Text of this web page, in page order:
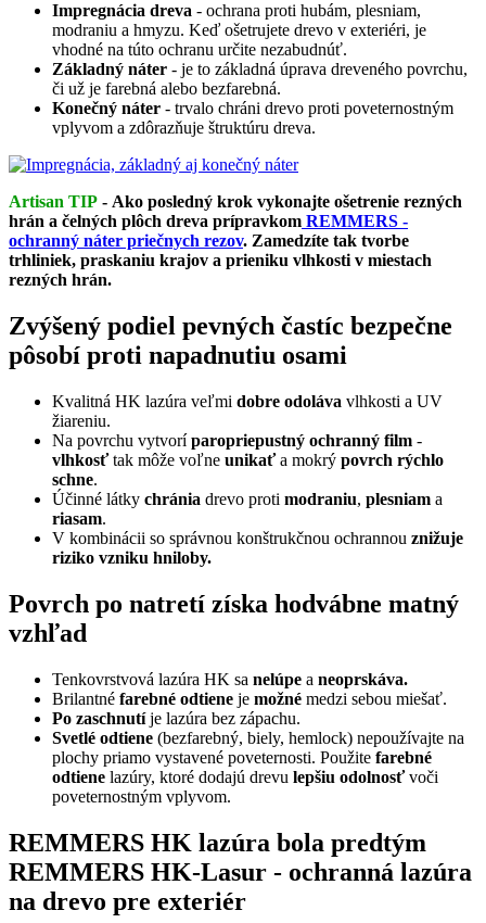
Impregnácia dreva - ochrana proti hubám, plesniam,
modraniu a hmyzu. Keď ošetrujete drevo v exteriéri, je
vhodné na túto ochranu určite nezabudnúť.
Základný náter - je to základná úprava dreveného povrchu,
či už je farebná alebo bezfarebná.
Konečný náter - trvalo chráni drevo proti poveternostným
vplyvom a zdôrazňuje štruktúru dreva.
Artisan TIP - Ako posledný krok vykonajte ošetrenie rezných
hrán a čelných plôch dreva prípravkom REMMERS -
ochranný náter priečnych rezov. Zamedzíte tak tvorbe
trhliniek, praskaniu krajov a prieniku vlhkosti v miestach
rezných hrán.
Zvýšený podiel pevných častíc bezpečne
pôsobí proti napadnutiu osami
Kvalitná HK lazúra veľmi dobre odoláva vlhkosti a UV
žiareniu.
Na povrchu vytvoríparopriepustný ochranný film -
vlhkosťtak môže voľne unikaťa mokrý povrch rýchlo
schne.
Účinné látky chránia drevo proti modraniu, plesniam a
riasam.
V kombinácii so správnou konštrukčnou ochrannou znižuje
riziko vzniku hniloby.
Povrch po natretí získa hodvábne matný
vzhľad
Tenkovrstvová lazúra HK sa nelúpe a neoprskáva.
Brilantné farebné odtiene je možné medzi sebou miešať.
Po zaschnutíje lazúra bez zápachu.
Svetlé odtiene (bezfarebný, biely, hemlock) nepoužívajte na
plochy priamo vystavené poveternosti. Použite farebné
odtiene lazúry, ktoré dodajú drevu lepšiu odolnosťvoči
poveternostným vplyvom.
REMMERS HK lazúra bola predtým
REMMERS HK-Lasur - ochranná lazúra
na drevo pre exteriér